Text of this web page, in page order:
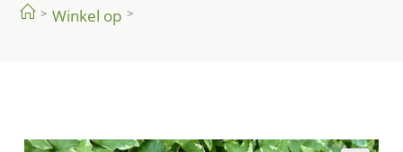
> Winkel op >